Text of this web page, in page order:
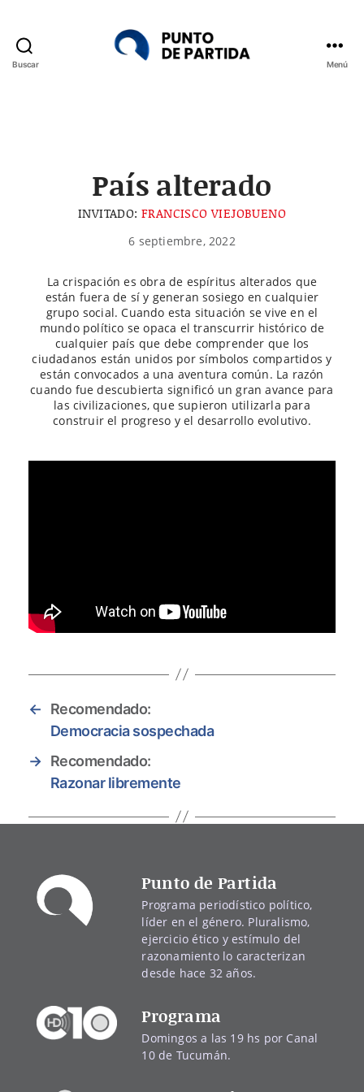
Buscar Menú
País alterado
INVITADO: FRANCISCO VIEJOBUENO
6 septiembre, 2022
La crispación es obra de espíritus alterados que
están fuera de sí y generan sosiego en cualquier
grupo social. Cuando esta situación se vive en el
mundo político se opaca el transcurrir histórico de
cualquier país que debe comprender que los
ciudadanos están unidos por símbolos compartidos y
están convocados a una aventura común. La razón
cuando fue descubierta significó un gran avance para
las civilizaciones, que supieron utilizarla para
construir el progreso y el desarrollo evolutivo.
←
Recomendado:
Democracia sospechada
→ Recomendado:
Razonar libremente
Punto de Partida
Programa periodístico político,
líder en el género. Pluralismo,
ejercicio ético y estímulo del
razonamiento lo caracterizan
desde hace 32 años.
Programa
Domingos a las 19 hs por Canal
10 de Tucumán.